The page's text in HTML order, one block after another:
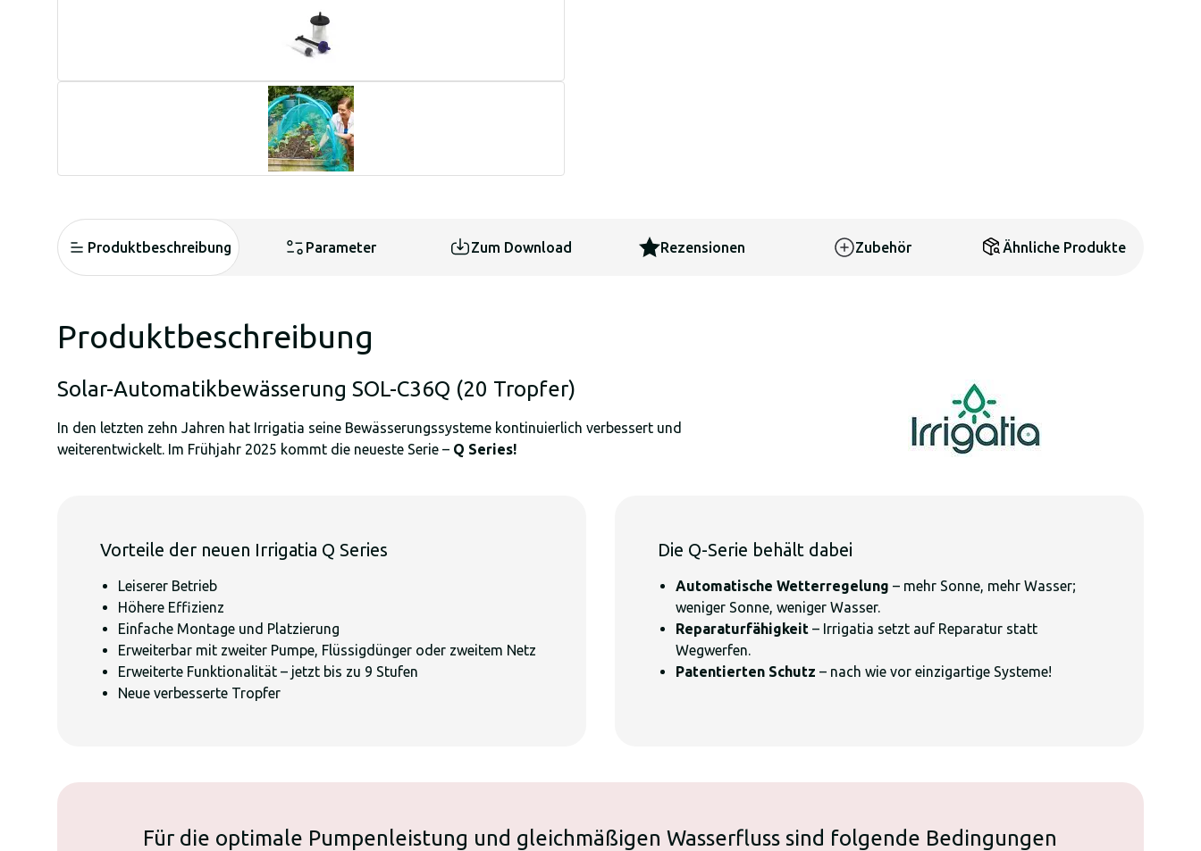
Produktbeschreibung Parameter Zum Download Rezensionen Zubehör Ähnliche Produkte
Produktbeschreibung
Solar-Automatikbewässerung SOL-C36Q (20 Tropfer)
In den letzten zehn Jahren hat Irrigatia seine Bewässerungssysteme kontinuierlich verbessert und
weiterentwickelt. Im Frühjahr 2025 kommt die neueste Serie – Q Series!
Vorteile der neuen Irrigatia Q Series
Leiserer Betrieb
Höhere Effizienz
Einfache Montage und Platzierung
Erweiterbar mit zweiter Pumpe, Flüssigdünger oder zweitem Netz
Erweiterte Funktionalität – jetzt bis zu 9 Stufen
Neue verbesserte Tropfer
Die Q-Serie behält dabei
Automatische Wetterregelung – mehr Sonne, mehr Wasser;
weniger Sonne, weniger Wasser.
Reparaturfähigkeit – Irrigatia setzt auf Reparatur statt
Wegwerfen.
Patentierten Schutz – nach wie vor einzigartige Systeme!
Für die optimale Pumpenleistung und gleichmäßigen Wasserfluss sind folgende Bedingungen